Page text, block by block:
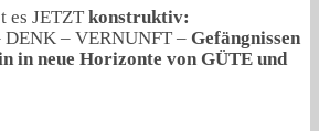
es JETZT konstruktiv:
DENK – VERNUNFT – Gefängnissen
in neue Horizonte von GÜTE und